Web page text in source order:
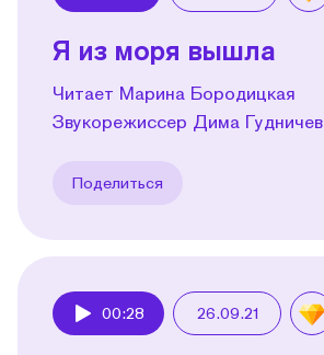
Я из моря вышла
Читает Марина Бородицкая
Звукорежиссер Дима Гудничев
Поделиться
00:28 26.09.21